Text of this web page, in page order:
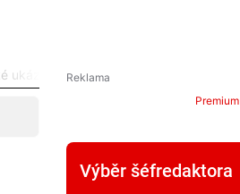
ukázky
Premium
Výběr šéfredaktora